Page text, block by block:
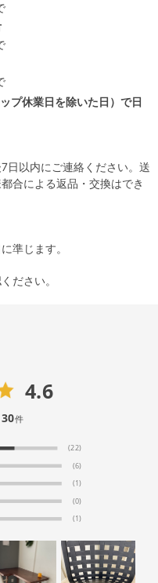
プ休業日を除いた日）で日
日以内にご連絡ください。送
合による返品・交換はでき
準じます。
ださい。
4.6
30件
(22)
(6)
(1)
(0)
(1)